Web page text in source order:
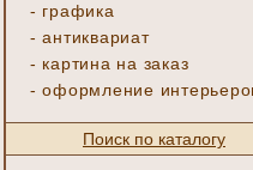
- графика
-антиквариат
- картина на заказ
-оформление
Поиск по каталогу